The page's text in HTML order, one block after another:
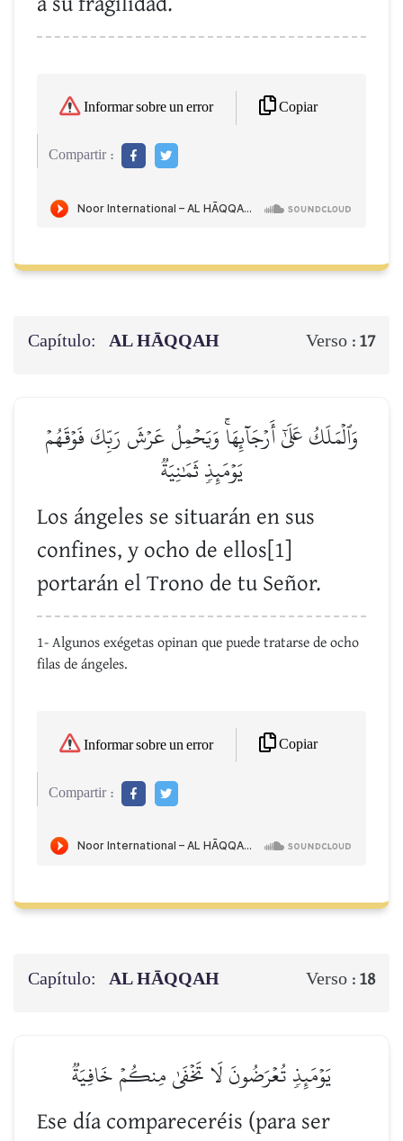
Informar sobre un error Copiar
Compartir :
Capítulo: AL HĀQQAH Verso : 17
وَٱلۡمَلَكُ عَلَىٰٓ أَرۡجَآئِهَاۚ وَيَحۡمِلُ عَرۡشَ رَبِّكَ فَوۡقَهُمۡ
يَوۡمَئِذٖ ثَمَٰنِيَةٞ
Los ángeles se situarán en sus
confines, y ocho de ellos[1]
portarán el Trono de tu Señor.
1- Algunos exégetas opinan que puede tratarse de ocho
filas de ángeles.
Informar sobre un error Copiar
Compartir :
Capítulo: AL HĀQQAH Verso : 18
يَوۡمَئِذٖ تُعۡرَضُونَ لَا تَخۡفَىٰ مِنكُمۡ خَافِيَةٞ
Ese día compareceréis (para ser